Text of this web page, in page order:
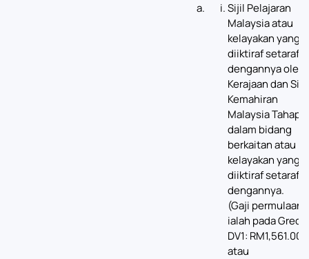
Sijil Pelajaran
Malaysia atau
kelayakan yang
diiktiraf setaraf
dengannya oleh
Kerajaan dan Sijil
Kemahiran
Malaysia Tahap 2
dalam bidang
berkaitan atau
kelayakan yang
diiktiraf setaraf
dengannya.
(Gaji permulaan
ialah pada Gred
DV1: RM1,561.00);
atau